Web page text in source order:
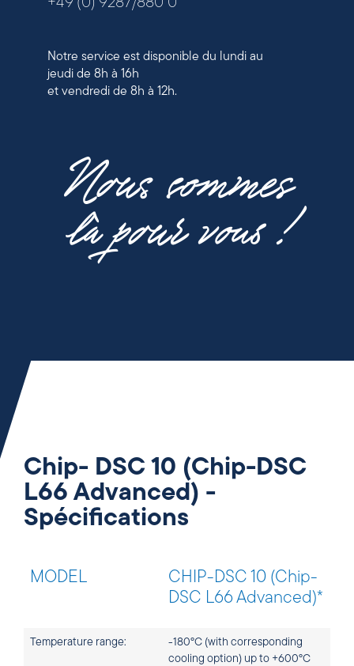
+49 (0) 9287/880 0
Notre service est disponible du lundi au
jeudi de 8h à 16h
et vendredi de 8h à 12h.
Nous sommes
là pour vous !
Chip- DSC 10 (Chip-DSC
L66 Advanced) -
Spécifications
MODEL
CHIP-DSC 10 (Chip-
DSC L66 Advanced)*
Temperature range:
-180°C (with corresponding
cooling option) up to +600°C